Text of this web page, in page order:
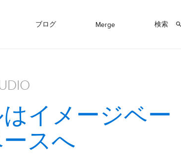
ブログ Merge 検索
イメージベー
スへ